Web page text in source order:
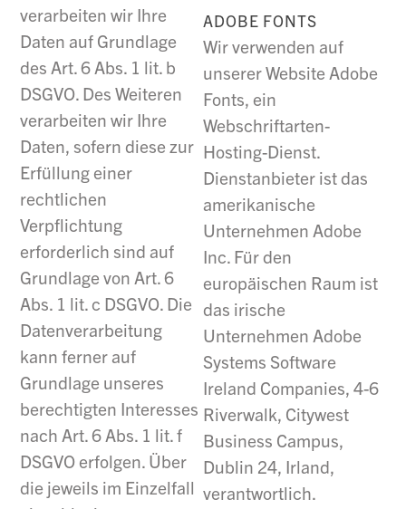
verarbeiten wir Ihre
Daten auf Grundlage
des Art. 6 Abs. 1 lit. b
DSGVO. Des Weiteren
verarbeiten wir Ihre
Daten, sofern diese zur
Erfüllung einer
rechtlichen
Verpflichtung
erforderlich sind auf
Grundlage von Art. 6
Abs. 1 lit. c DSGVO. Die
Datenverarbeitung
kann ferner auf
Grundlage unseres
berechtigten Interesses
nach Art. 6 Abs. 1 lit. f
DSGVO erfolgen. Über
die jeweils im Einzelfall
ADOBE FONTS
Wir verwenden auf
unserer Website Adobe
Fonts, ein
Webschriftarten-
Hosting-Dienst.
Dienstanbieter ist das
amerikanische
Unternehmen Adobe
Inc. Für den
europäischen Raum ist
das irische
Unternehmen Adobe
Systems Software
Ireland Companies, 4-6
Riverwalk, Citywest
Business Campus,
Dublin 24, Irland,
verantwortlich.